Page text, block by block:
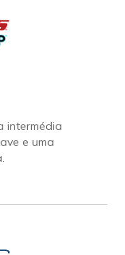
intermédia
e uma